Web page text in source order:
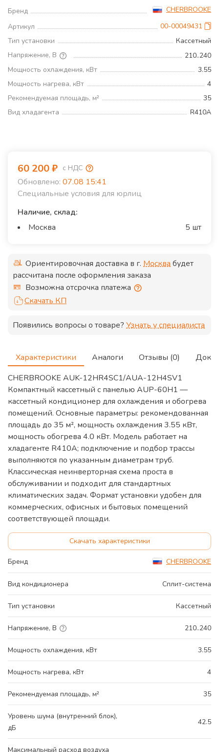
Бренд
CHERBROOKE
Артикул
00-00049431
Тип установки
Кассетный
Напряжение, В
210..240
Мощность охлаждения, кВт
3.55
Мощность нагрева, кВт
4
Рекомендуемая площадь, м²
35
Вид хладагента
R410A
60 200₽ с НДС
Обновлено: 07.08 15:41
Специальные условия для юрлиц
Наличие, склад:
Москва
5 шт
Ориентировочная доставка в г. Москвабудет
рассчитана после оформления заказа
Возможна отсрочка платежа
Скачать КП
Появились вопросы о товаре? Узнать у специалиста
Характеристики Аналоги Отзывы (0)
CHERBROOKE AUK-12HR4SC1/AUA-12H4SV1
Компактный кассетный c панелью AUP-60H1 —
кассетный кондиционер для охлаждения и обогрева
помещений. Основные параметры: рекомендованная
площадь до 35 м², мощность охлаждения 3.55 кВт,
мощность обогрева 4.0 кВт. Модель работает на
хладагенте R410A; подключение и подбор трассы
выполняются по указанным диаметрам труб.
Классическая неинверторная схема проста в
обслуживании и подходит для стандартных
климатических задач. Формат установки удобен для
коммерческих, офисных и бытовых помещений
соответствующей площади.
Скачать характеристики
Бренд CHERBROOKE
Вид кондиционера Сплит-система
Тип установки Кассетный
Напряжение, В 210..240
Мощность охлаждения, кВт 3.55
Мощность нагрева, кВт 4
Рекомендуемая площадь, м² 35
Уровень шума (внутренний блок),
дБ
42.5
Максимальный расход воздуха